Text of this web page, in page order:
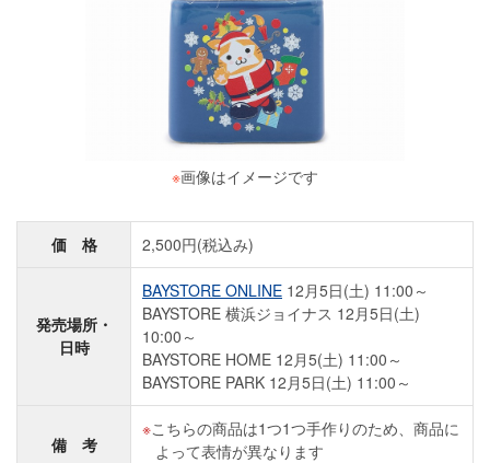
※画像はイメージです
価 格 2,500円(税込み)
発売場所・
日時
BAYSTORE ONLINE 12月5日(土) 11:00～
BAYSTORE 横浜ジョイナス 12月5日(土)
10:00～
BAYSTORE HOME 12月5(土) 11:00～
BAYSTORE PARK 12月5日(土) 11:00～
備 考
こちらの商品は1つ1つ手作りのため、商品に
よって表情が異なります